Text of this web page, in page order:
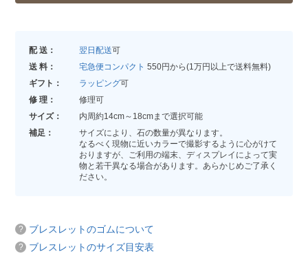
配 送： 翌日配送可
送 料：
宅急便コンパクト 550円から(1万円以上で送料無料)
ギフト：
ラッピング可
修 理：
修理可
サイズ：
内周約14cm～18cmまで選択可能
補足：
サイズにより、石の数量が異なります。
なるべく現物に近いカラーで撮影するように心がけて
おりますが、ご利用の端末、ディスプレイによって実
物と若干異なる場合があります。あらかじめご了承く
ださい。
ブレスレットのゴムについて
ブレスレットのサイズ目安表